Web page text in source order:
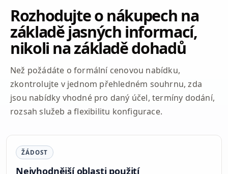
Rozhodujte o nákupech na
základě jasných informací,
nikoli na základě dohadů
Než požádáte o formální cenovou nabídku,
zkontrolujte v jednom přehledném souhrnu, zda
jsou nabídky vhodné pro daný účel, termíny dodání,
rozsah služeb a flexibilitu konfigurace.
ŽÁDOST
Nejvhodnější oblasti použití